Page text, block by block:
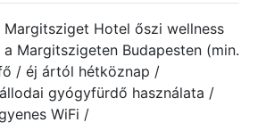
Margitsziget Hotel őszi wellness
Margitszigeten Budapesten (min.
/ éj ártól hétköznap /
gyógyfürdő használata /
WiFi /